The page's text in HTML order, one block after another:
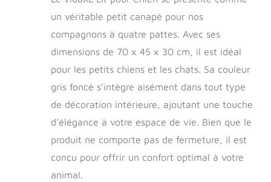
de velours, offrant
et un confort
supérieur pour que
votre adorable
compagnie puisse
s'y reposer. 【Cadre
:】 le cadre en bois
de pin massif assure
la robustesse et la
durabilité du canapé
un véritable petit canapé pour nos
compagnons à quatre pattes. Avec ses
dimensions de 70 x 45 x 30 cm, il est idéal
pour les petits chiens et les chats. Sa couleur
gris foncé s’intègre aisément dans tout type
de décoration intérieure, ajoutant une touche
d’élégance à votre espace de vie. Bien que le
produit ne comporte pas de fermeture, il est
conçu pour offrir un confort optimal à votre
animal.